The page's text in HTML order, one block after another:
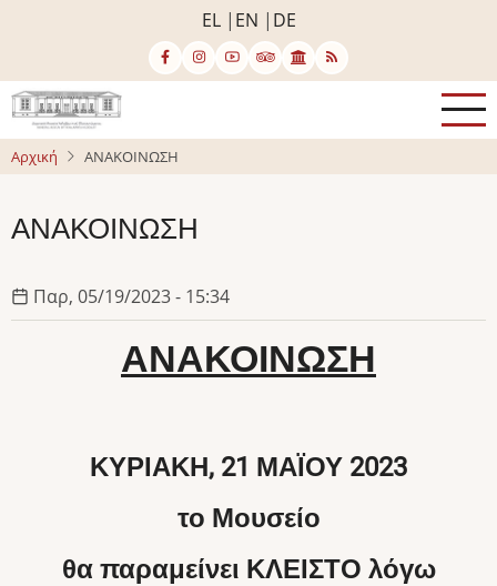
κυρίως
περιεχόμενο
EL EN DE
Αρχική ΑΝΑΚΟΙΝΩΣΗ
ΑΝΑΚΟΙΝΩΣΗ
Παρ, 05/19/2023 - 15:34
ΑΝΑΚΟΙΝΩΣΗ
ΚΥΡΙΑΚΗ, 21 ΜΑΪΟΥ 2023
το Μουσείο
θα παραμείνει ΚΛΕΙΣΤΟ λόγω